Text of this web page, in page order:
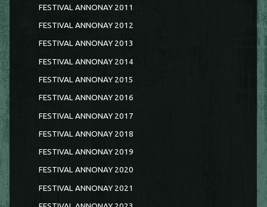
FESTIVAL ANNONAY 2011
FESTIVAL ANNONAY 2012
FESTIVAL ANNONAY 2013
FESTIVAL ANNONAY 2014
FESTIVAL ANNONAY 2015
FESTIVAL ANNONAY 2016
FESTIVAL ANNONAY 2017
FESTIVAL ANNONAY 2018
FESTIVAL ANNONAY 2019
FESTIVAL ANNONAY 2020
FESTIVAL ANNONAY 2021